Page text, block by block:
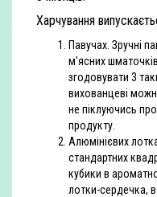
Харчування
Павучах. Зручні
м'ясних
згодовувати 3
вихованцеві
не піклуючись
продукту.
Алюмінієвих
стандартних
кубики в
лотки-сердечка,